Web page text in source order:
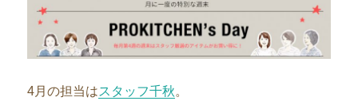
4月の担当はスタッフ千秋。